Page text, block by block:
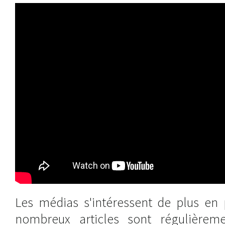
Les médias s'intéressent de plus en
nombreux articles sont